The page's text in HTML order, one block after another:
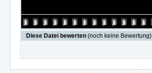
Diese Datei bewerten (noch keine Bewertung)